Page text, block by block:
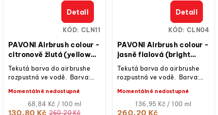
PAVONI Airbrush colour -
citronově žlutá (yellow
lemon) 190 ml
130,80 Kč 260,20 Kč
Měrná
cena:
68,84 Kč / 100 ml
Momentálně nedostupné
Detail
Tekutá barva do airbrushe
rozpustná ve vodě. Barva:
KÓD: CLN11
PAVONI Airbrush colour -
jasně fialová (bright
violet) 190 ml
260,20 Kč
Měrná
cena:
136,95 Kč / 100 ml
Momentálně nedostupné
Detail
Tekutá barva do airbrushe
rozpustná ve vodě. Barva:
KÓD: CLN04